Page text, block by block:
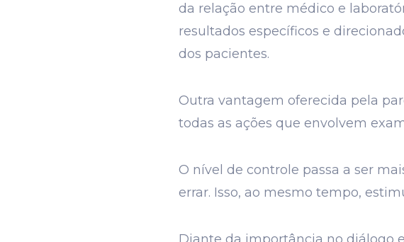
da relação entre médico e
resultados específicos e
dos pacientes.
Outra vantagem oferecida pela
todas as ações que envolvem
O nível de controle passa a ser
errar. Isso, ao mesmo tempo,